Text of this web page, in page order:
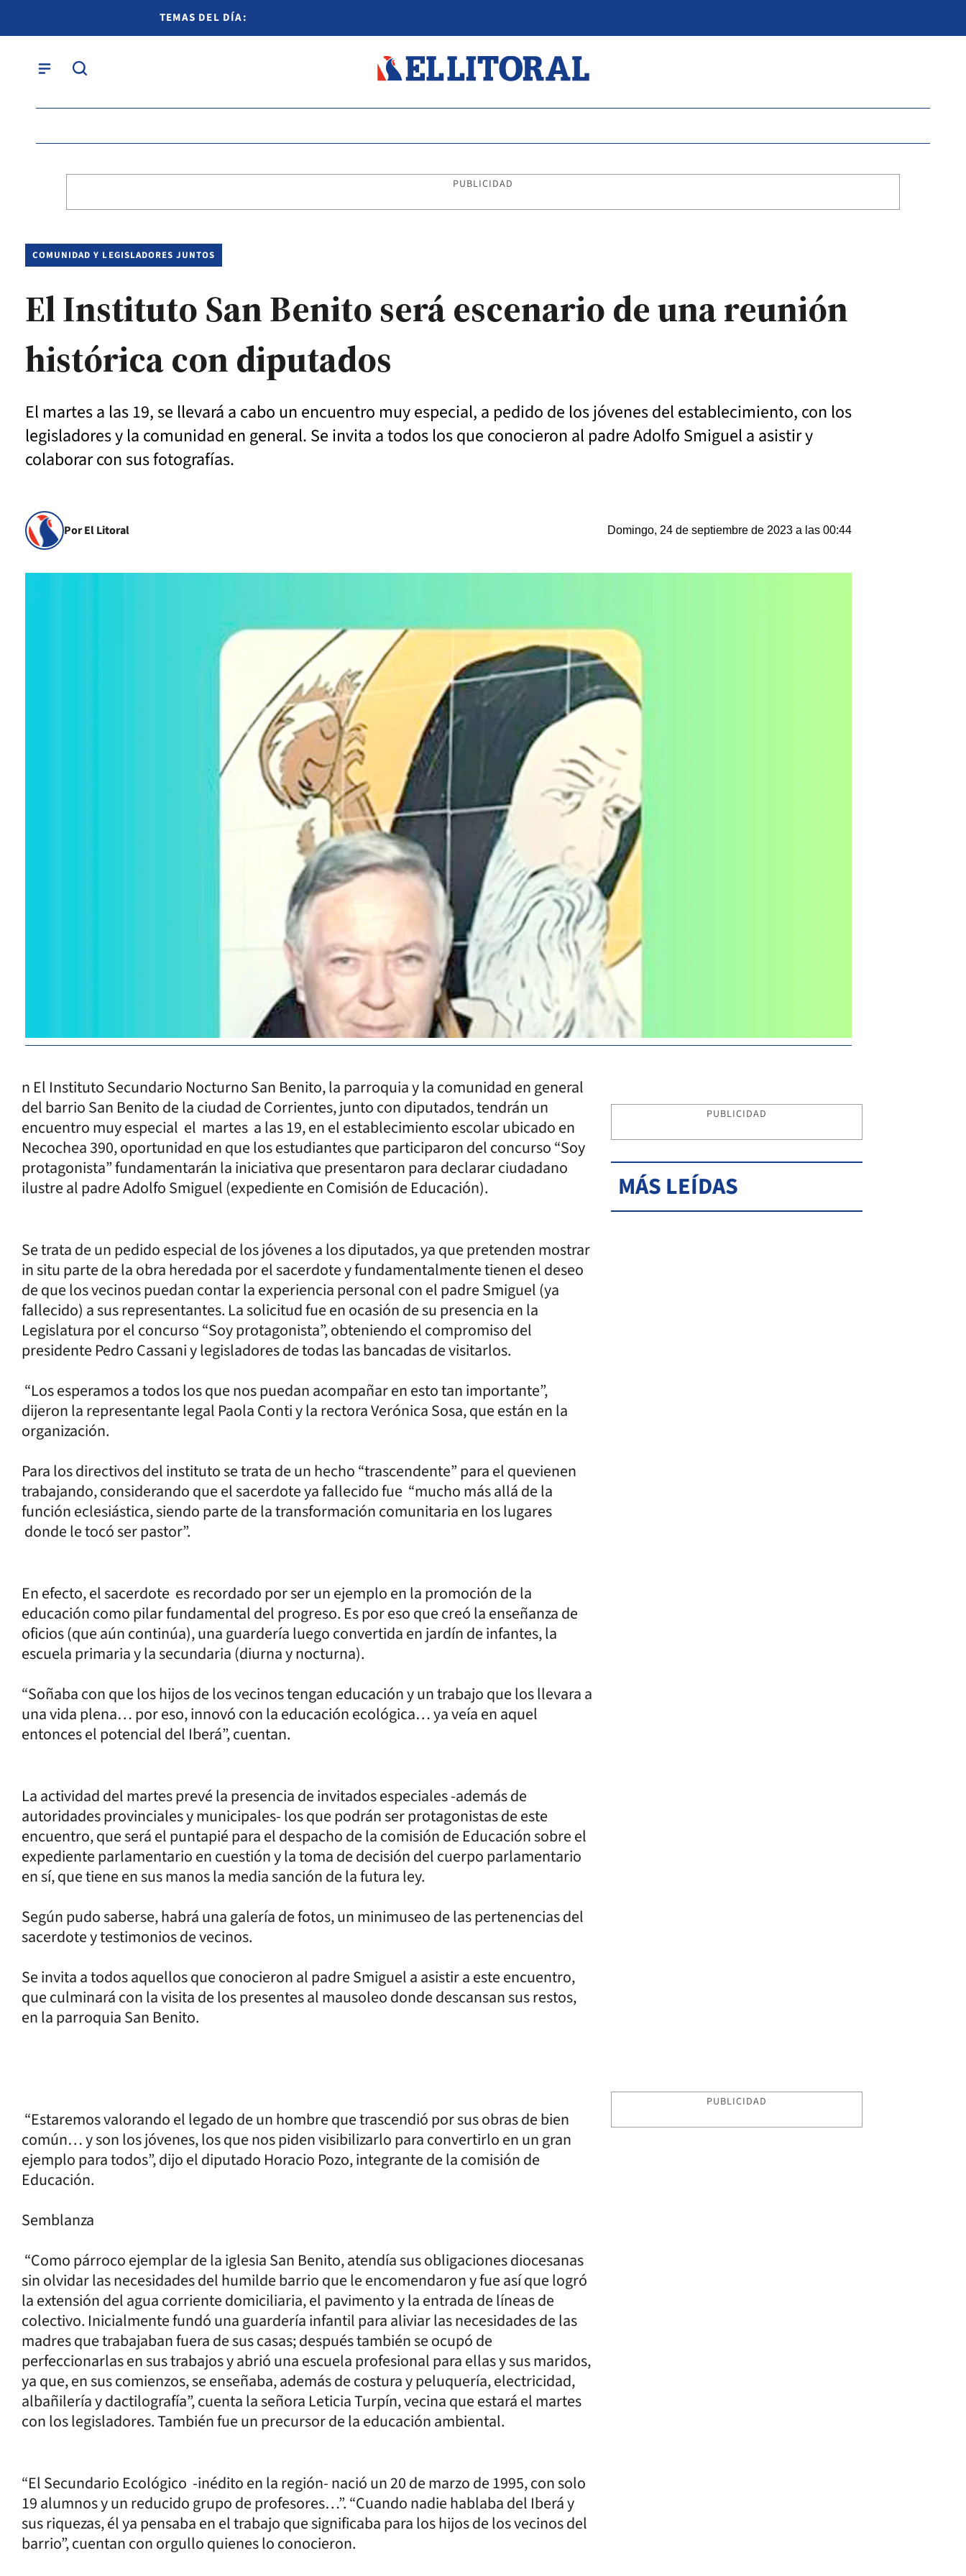
TEMAS DEL DÍA:
PUBLICIDAD
COMUNIDAD Y LEGISLADORES JUNTOS
El Instituto San Benito será escenario de una reunión
histórica con diputados
El martes a las 19, se llevará a cabo un encuentro muy especial, a pedido de los jóvenes del establecimiento, con los
legisladores y la comunidad en general. Se invita a todos los que conocieron al padre Adolfo Smiguel a asistir y
colaborar con sus fotografías.
Por El Litoral Domingo, 24 de septiembre de 2023 a las 00:44
n El Instituto Secundario Nocturno San Benito, la parroquia y la comunidad en general
del barrio San Benito de la ciudad de Corrientes, junto con diputados, tendrán un
encuentro muy especial el martes a las 19, en el establecimiento escolar ubicado en
Necochea 390, oportunidad en que los estudiantes que participaron del concurso “Soy
protagonista” fundamentarán la iniciativa que presentaron para declarar ciudadano
ilustre al padre Adolfo Smiguel (expediente en Comisión de Educación).
Se trata de un pedido especial de los jóvenes a los diputados, ya que pretenden mostrar
in situ parte de la obra heredada por el sacerdote y fundamentalmente tienen el deseo
de que los vecinos puedan contar la experiencia personal con el padre Smiguel (ya
fallecido) a sus representantes. La solicitud fue en ocasión de su presencia en la
Legislatura por el concurso “Soy protagonista”, obteniendo el compromiso del
presidente Pedro Cassani y legisladores de todas las bancadas de visitarlos.
“Los esperamos a todos los que nos puedan acompañar en esto tan importante”,
dijeron la representante legal Paola Conti y la rectora Verónica Sosa, que están en la
organización.
Para los directivos del instituto se trata de un hecho “trascendente” para el quevienen
trabajando, considerando que el sacerdote ya fallecido fue “mucho más allá de la
función eclesiástica, siendo parte de la transformación comunitaria en los lugares
donde le tocó ser pastor”.
En efecto, el sacerdote es recordado por ser un ejemplo en la promoción de la
educación como pilar fundamental del progreso. Es por eso que creó la enseñanza de
oficios (que aún continúa), una guardería luego convertida en jardín de infantes, la
escuela primaria y la secundaria (diurna y nocturna).
“Soñaba con que los hijos de los vecinos tengan educación y un trabajo que los llevara a
una vida plena… por eso, innovó con la educación ecológica… ya veía en aquel
entonces el potencial del Iberá”, cuentan.
La actividad del martes prevé la presencia de invitados especiales -además de
autoridades provinciales y municipales- los que podrán ser protagonistas de este
encuentro, que será el puntapié para el despacho de la comisión de Educación sobre el
expediente parlamentario en cuestión y la toma de decisión del cuerpo parlamentario
en sí, que tiene en sus manos la media sanción de la futura ley.
Según pudo saberse, habrá una galería de fotos, un minimuseo de las pertenencias del
sacerdote y testimonios de vecinos.
Se invita a todos aquellos que conocieron al padre Smiguel a asistir a este encuentro,
que culminará con la visita de los presentes al mausoleo donde descansan sus restos,
en la parroquia San Benito.
“Estaremos valorando el legado de un hombre que trascendió por sus obras de bien
común… y son los jóvenes, los que nos piden visibilizarlo para convertirlo en un gran
ejemplo para todos”, dijo el diputado Horacio Pozo, integrante de la comisión de
Educación.
Semblanza
“Como párroco ejemplar de la iglesia San Benito, atendía sus obligaciones diocesanas
sin olvidar las necesidades del humilde barrio que le encomendaron y fue así que logró
la extensión del agua corriente domiciliaria, el pavimento y la entrada de líneas de
colectivo. Inicialmente fundó una guardería infantil para aliviar las necesidades de las
madres que trabajaban fuera de sus casas; después también se ocupó de
perfeccionarlas en sus trabajos y abrió una escuela profesional para ellas y sus maridos,
ya que, en sus comienzos, se enseñaba, además de costura y peluquería, electricidad,
albañilería y dactilografía”, cuenta la señora Leticia Turpín, vecina que estará el martes
con los legisladores. También fue un precursor de la educación ambiental.
“El Secundario Ecológico -inédito en la región- nació un 20 de marzo de 1995, con solo
19 alumnos y un reducido grupo de profesores…”. “Cuando nadie hablaba del Iberá y
sus riquezas, él ya pensaba en el trabajo que significaba para los hijos de los vecinos del
barrio”, cuentan con orgullo quienes lo conocieron.
PUBLICIDAD
MÁS LEÍDAS
PUBLICIDAD